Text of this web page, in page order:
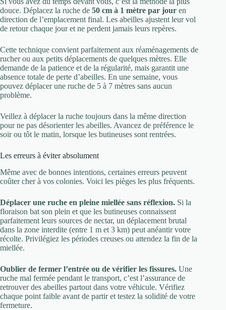
douce. Déplacez la ruche de 50 cm à 1 mètre par jour en
direction de l’emplacement final. Les abeilles ajustent leur vol
de retour chaque jour et ne perdent jamais leurs repères.
Cette technique convient parfaitement aux réaménagements de
rucher ou aux petits déplacements de quelques mètres. Elle
demande de la patience et de la régularité, mais garantit une
absence totale de perte d’abeilles. En une semaine, vous
pouvez déplacer une ruche de 5 à 7 mètres sans aucun
problème.
Veillez à déplacer la ruche toujours dans la même direction
pour ne pas désorienter les abeilles. Avancez de préférence le
soir ou tôt le matin, lorsque les butineuses sont rentrées.
Les erreurs à éviter absolument
Même avec de bonnes intentions, certaines erreurs peuvent
coûter cher à vos colonies. Voici les pièges les plus fréquents.
Déplacer une ruche en pleine miellée sans réflexion. Si la
floraison bat son plein et que les butineuses connaissent
parfaitement leurs sources de nectar, un déplacement brutal
dans la zone interdite (entre 1 m et 3 km) peut anéantir votre
récolte. Privilégiez les périodes creuses ou attendez la fin de la
miellée.
Oublier de fermer l’entrée ou de vérifier les fissures. Une
ruche mal fermée pendant le transport, c’est l’assurance de
retrouver des abeilles partout dans votre véhicule. Vérifiez
chaque point faible avant de partir et testez la solidité de votre
fermeture.